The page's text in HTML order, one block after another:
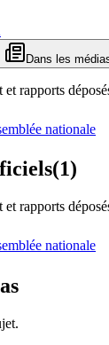
Dans les
rapports
nationale
(1)
rapports
nationale